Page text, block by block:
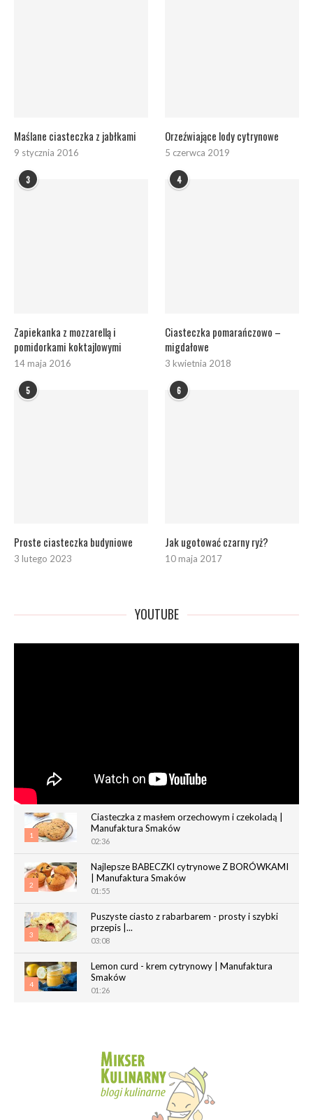
Maślane ciasteczka z jabłkami
9 stycznia 2016
Orzeźwiające lody cytrynowe
5 czerwca 2019
3
Zapiekanka z mozzarellą i
pomidorkami koktajlowymi
14 maja 2016
4
Ciasteczka pomarańczowo –
migdałowe
3 kwietnia 2018
5
Proste ciasteczka budyniowe
3 lutego 2023
6
Jak ugotować czarny ryż?
10 maja 2017
YOUTUBE
1
Ciasteczka z masłem orzechowym i czekoladą |
Manufaktura Smaków
02:36
2
Najlepsze BABECZKI cytrynowe Z BORÓWKAMI
| Manufaktura Smaków
01:55
3
Puszyste ciasto z rabarbarem - prosty i szybki
przepis |...
03:08
4
Lemon curd - krem cytrynowy | Manufaktura
Smaków
01:26
Magdalenki | Manufaktura Smaków
01:40